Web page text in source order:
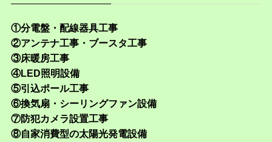
①分電盤・配線器具工事
②アンテナ工事・ブースタ工事
③床暖房工事
④LED照明設備
⑤引込ポール工事
⑥換気扇・シーリングファン設備
⑦防犯カメラ設置工事
⑧自家消費型の太陽光発電設備